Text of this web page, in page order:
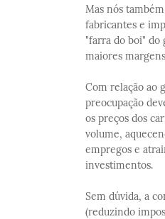
Mas nós
fabricantes e
"farra do boi" do
maiores
Com relação ao
preocupação
os preços dos
volume,
empregos e
investimentos.
Sem dúvida, a
(reduzindo